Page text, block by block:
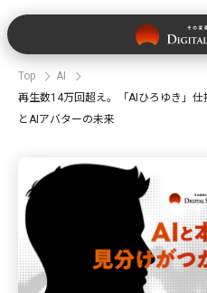
Top
AI
再生数14万回超え。「AIひろゆき」
とAIアバターの未来